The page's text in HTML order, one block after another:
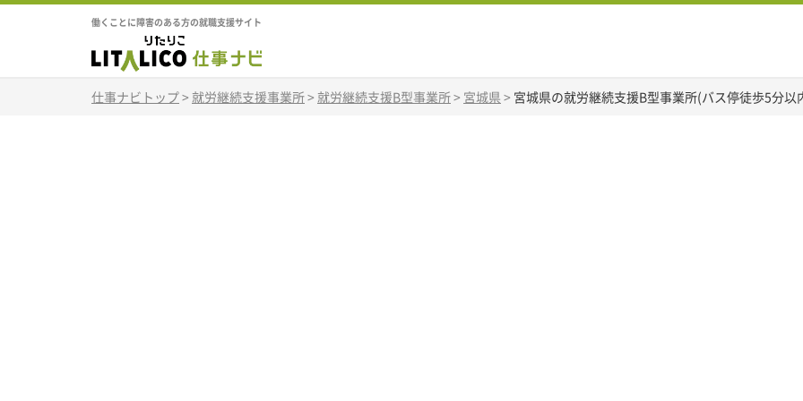
働くことに障害のある方の就職支援サイト
仕事ナビトップ> 就労継続支援事業所> 就労継続支援B型事業所> 宮城県 > 宮城県の就労継続支援B型事業所(バス停徒歩5分以